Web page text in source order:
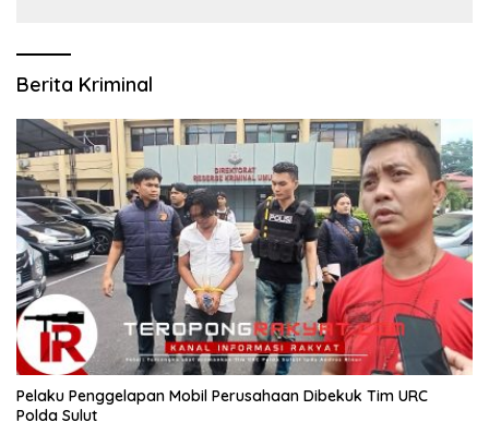
Berita Kriminal
​Pelaku Penggelapan Mobil Perusahaan Dibekuk Tim URC
Polda Sulut